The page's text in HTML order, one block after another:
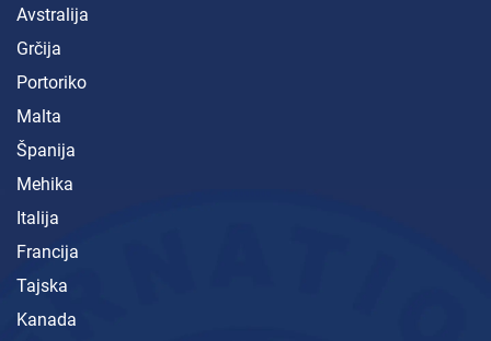
Avstralija
Grčija
Portoriko
Malta
Španija
Mehika
Italija
Francija
Tajska
Kanada